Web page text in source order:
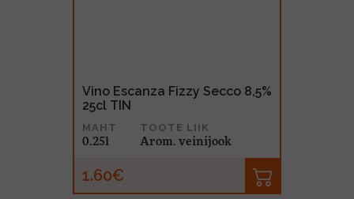
Vino Escanza Fizzy Secco 8,5%
25cl TIN
MAHT
0.25l
TOOTE LIIK
Arom. veinijook
1.60€